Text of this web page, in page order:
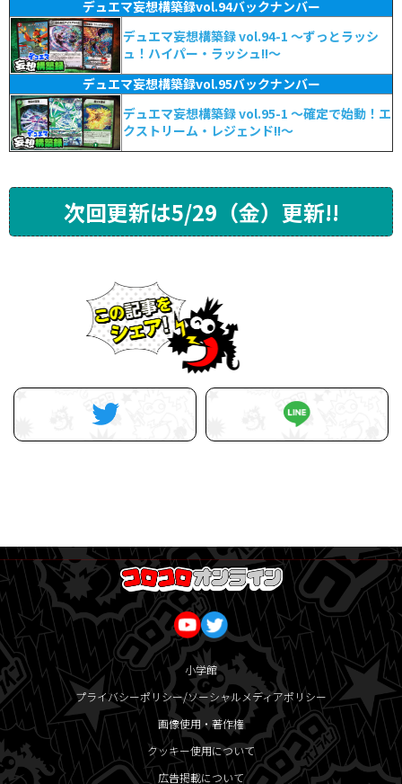
デュエマ妄想構築録vol.94バックナンバー
デュエマ妄想構築録 vol.94-1 ～ずっとラッシ
ュ！ハイパー・ラッシュ!!～
デュエマ妄想構築録vol.95バックナンバー
デュエマ妄想構築録 vol.95-1 ～確定で始動！エ
クストリーム・レジェンド!!～
次回更新は5/29（金）更新!!
小学館
プライバシーポリシー/ソーシャルメディアポリシー
画像使用・著作権
クッキー使用について
広告掲載について